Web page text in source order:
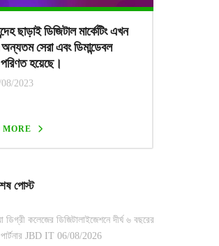
ছাড়াই ডিজিটাল মার্কেটিং এখন
সেরা এবং ডিমান্ডেবল
হয়েছে।
08/2023
MORE
পোস্ট
ডিগ্রী কলেজের ডিজিটালাইজেশনে দীর্ঘ ৬ বছরের
পার্টনার JBD IT 06/08/2026